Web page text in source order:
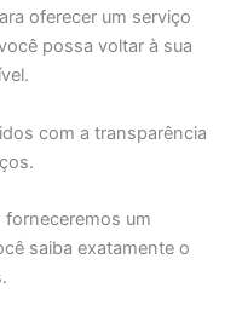
oferecer um serviço
possa voltar à sua
com a transparência
forneceremos um
saiba exatamente o